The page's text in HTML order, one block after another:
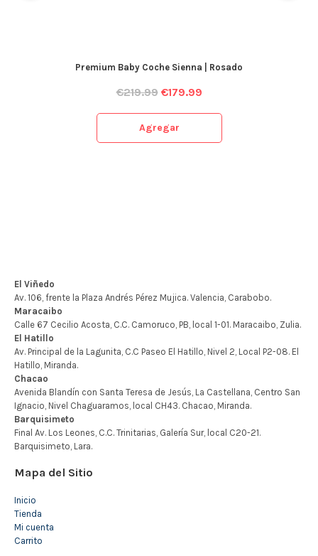
Premium Baby Coche Sienna | Rosado
€219.99 €179.99
Agregar
Mapa del Sitio
Inicio
Tienda
Mi cuenta
Carrito